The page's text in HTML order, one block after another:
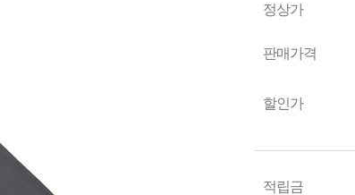
정상가
판매가격
할인가
적립금